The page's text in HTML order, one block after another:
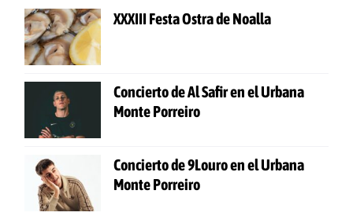
XXXIII Festa Ostra de Noalla
Concierto de Al Safir en el Urbana
Monte Porreiro
Concierto de 9Louro en el Urbana
Monte Porreiro